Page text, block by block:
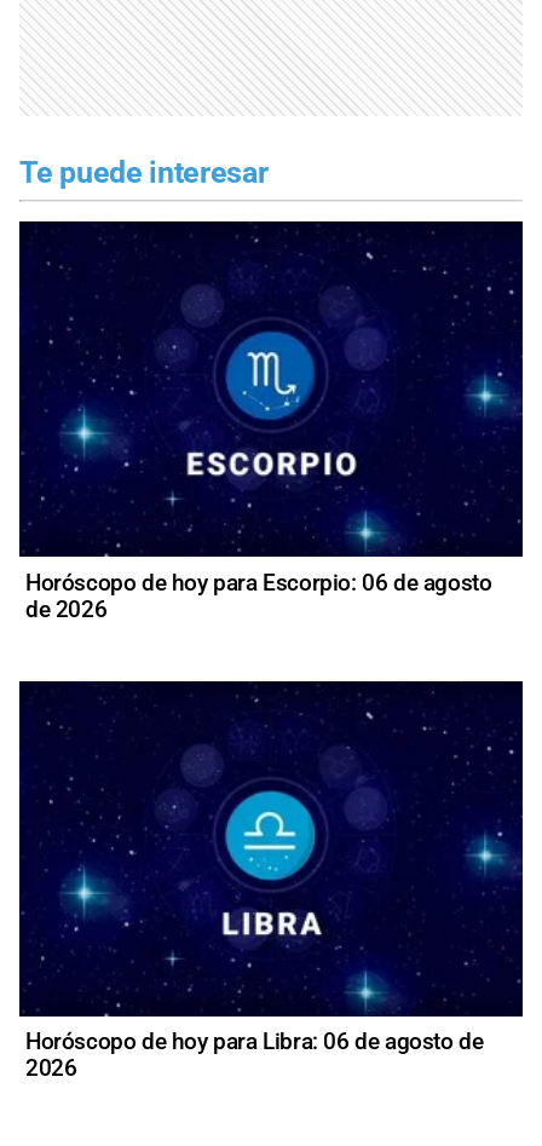
Te puede interesar
Horóscopo de hoy para Escorpio: 06 de agosto
de 2026
Horóscopo de hoy para Libra: 06 de agosto de
2026